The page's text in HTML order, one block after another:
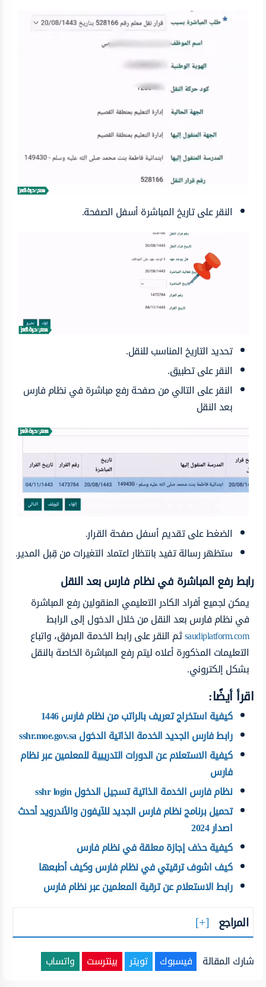
النقر على تاريخ المباشرة أسفل الصفحة.
تحديد التاريخ المناسب للنقل.
النقر على تطبيق.
النقر على التالي من صفحة رفع مباشرة في نظام فارس
بعد النقل
الضغط على تقديم أسفل صفحة القرار.
ستظهر رسالة تفيد بانتظار اعتماد التغيرات من قِبل المدير.
رابط رفع المباشرة في نظام فارس بعد النقل
يمكن لجميع أفراد الكادر التعليمي المنقولين رفع المباشرة
في نظام فارس بعد النقل من خلال الدخول إلى الرابط
saudiplatform.comثم النقر على رابط الخدمة المرفق، واتباع
التعليمات المذكورة أعلاه ليتم رفع المباشرة الخاصة بالنقل
بشكل إلكتروني.
اقرأ أيضًا:
كيفية استخراج تعريف بالراتب من نظام فارس 1446
رابط فارس الجديد الخدمة الذاتية الدخول sshr.moe.gov.sa
كيفية الاستعلام عن الدورات التدريبية للمعلمين عبر نظام
فارس
نظام فارس الخدمة الذاتية تسجيل الدخول sshr login
تحميل برنامج نظام فارس الجديد للآيفون والأندرويد أحدث
اصدار 2024
كيفية حذف إجازة معلقة في نظام فارس
كيف اشوف ترقيتي في نظام فارس وكيف أطبعها
رابط الاستعلام عن ترقية المعلمين عبر نظام فارس
المراجع
شارك المقالة فيسبوك تويتر بينترست واتساب